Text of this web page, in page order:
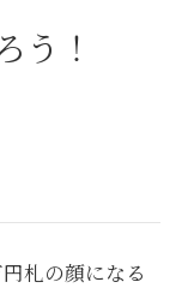
う！
円札の顔になる